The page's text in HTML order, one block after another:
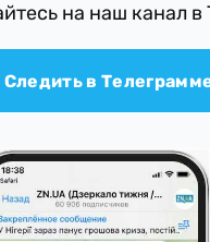
на наш канал в
Следить в